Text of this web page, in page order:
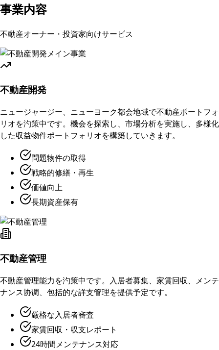
事業内容
不動産オーナー・投資家向けサービス
メイン事業
不動産開発
ニュージャージー、ニューヨーク都会地域で不動産ポートフォ
リオを汋策中です。機会を探索し、市場分析を実施し、多様化
した収益物件ポートフォリオを構築していきます。
問題物件の取得
戦略的修繕・再生
価値向上
長期資産保有
不動産管理
不動産管理能力を汋策中です。入居者募集、家賃回収、メンテ
ナンス协调、包括的な詳支管理を提供予定です。
厳格な入居者審査
家賃回収・収支レポート
24時間メンテナンス対応